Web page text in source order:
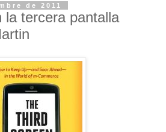
de 2011
la tercera pantalla